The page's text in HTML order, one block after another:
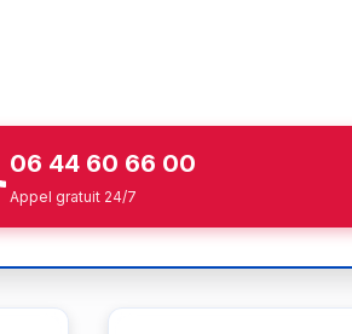
06 44 60 66 00
Appel gratuit 24/7